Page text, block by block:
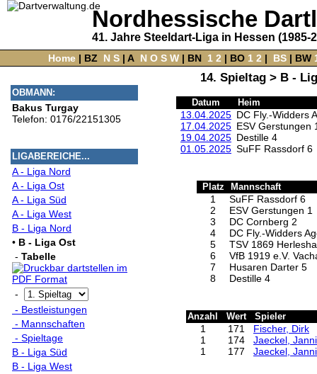
Nordhessische
41. Jahre Steeldart-Liga in Hessen (1985-
Home‌ | BZ N S‌ | A‌ N O S W‌ | BN‌ 1 2 | BO‌ 1 2 | BS| BW‌
14. Spieltag > B -
OBMANN:
Bakus Turgay
Telefon: 0176/22151305
LIGABEREICHE...
A - Liga Nord
A - Liga Ost
A - Liga Süd
A - Liga West
B - Liga Nord
• B - Liga Ost
- Tabelle
-
- Bestleistungen
- Mannschaften
- Spieltage
B - Liga Süd
B - Liga West
Datum Heim
13.04.2025 DC Fly.-Widders
17.04.2025 ESV Gerstungen
19.04.2025 Destille 4
01.05.2025 SuFF Rassdorf 6
Platz Mannschaft
1
SuFF Rassdorf 6
2
ESV Gerstungen 1
3
DC Cornberg 2
4
DC Fly.-Widders
5
TSV 1869
6
VfB 1919 e.V.
7
Husaren Darter 5
8
Destille 4
Anzahl Wert Spieler
1 171
Fischer, Dirk
1
174
Jaeckel,
1
177 Jaeckel,